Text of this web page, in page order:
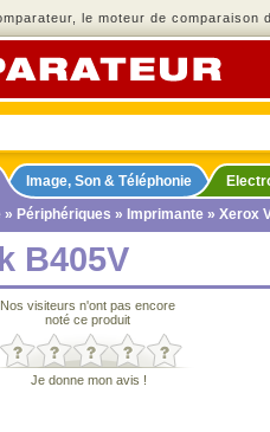
le moteur de comparaison
Image, Son & Téléphonie
» Périphériques » Imprimante » Xerox
B405V
Nos visiteurs n'ont pas encore
noté ce produit
Je donne mon avis !